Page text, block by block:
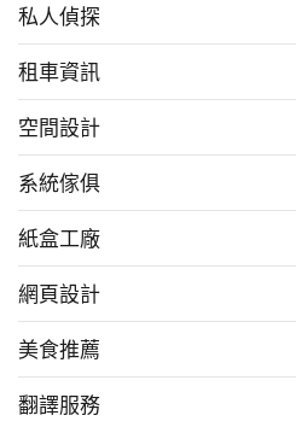
私人偵探
租車資訊
空間設計
系統傢俱
紙盒工廠
網頁設計
美食推薦
翻譯服務